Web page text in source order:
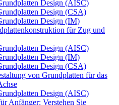
Design (AISC)
Design (CSA)
Design (IM)
für Zug und
Design (AISC)
Design (IM)
Design (CSA)
von Grundplatten für das
Design (AISC)
Anfänger: Verstehen Sie